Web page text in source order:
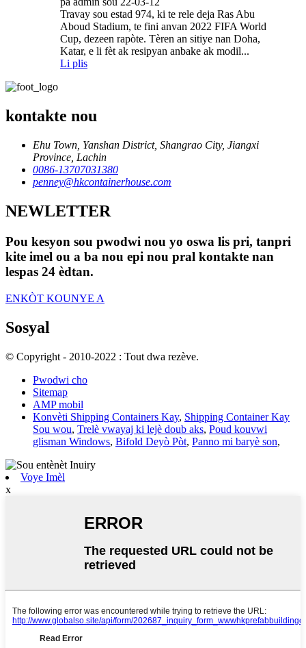
Travay sou estad 974, ki te rele deja Ras Abu
Aboud Stadium, te fini anvan 2022 FIFA World
Cup, dezeen rapòte. Tèren an sitiye nan Doha,
Katar, e li fèt ak resipyan anbake ak modil...
Li plis
kontakte nou
Ehu Town, Yanshan District, Shangrao City, Jiangxi
Province, Lachin
0086-13707031380
penney@hkcontainerhouse.com
NEWLETTER
Pou kesyon sou pwodwi nou yo oswa lis pri, tanpri
kite imel ou a ba nou epi nou pral kontakte nan
lespas 24 èdtan.
ENKÒT KOUNYE A
Sosyal
© Copyright - 2010-2022 : Tout dwa rezève.
Pwodwi cho
Sitemap
AMP mobil
Konvèti Shipping Containers Kay, Shipping Container Kay
Sou wou, Trelè vwayaj ki lejè doub aks, Poud kouvwi
glisman Windows, Bifold Deyò Pòt, Panno mi baryè son,
Voye Imèl
x